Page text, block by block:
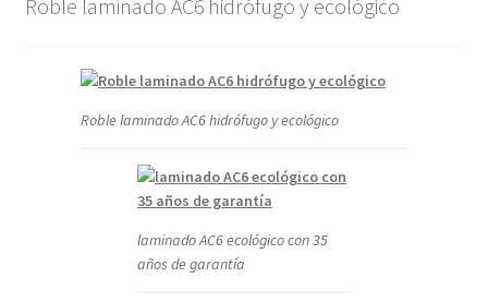
Roble laminado AC6 hidrófugo y ecológico
Roble laminado AC6 hidrófugo y ecológico
laminado AC6 ecológico con 35
años de garantía